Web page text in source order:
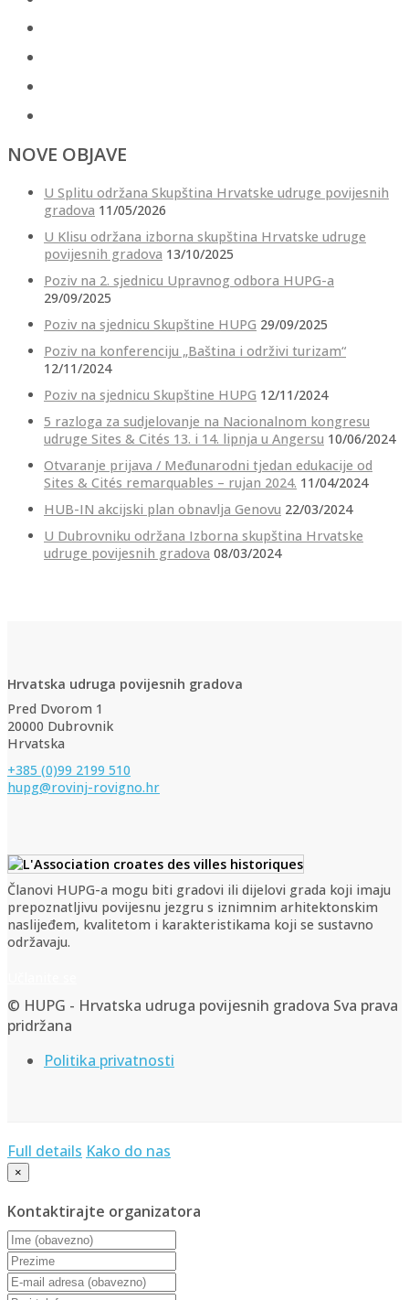
NOVE OBJAVE
U Splitu održana Skupština Hrvatske udruge povijesnih
gradova 11/05/2026
U Klisu održana izborna skupština Hrvatske udruge
povijesnih gradova 13/10/2025
Poziv na 2. sjednicu Upravnog odbora HUPG-a
29/09/2025
Poziv na sjednicu Skupštine HUPG 29/09/2025
Poziv na konferenciju „Baština i održivi turizam“
12/11/2024
Poziv na sjednicu Skupštine HUPG 12/11/2024
5 razloga za sudjelovanje na Nacionalnom kongresu
udruge Sites & Cités 13. i 14. lipnja u Angersu 10/06/2024
Otvaranje prijava / Međunarodni tjedan edukacije od
Sites & Cités remarquables – rujan 2024. 11/04/2024
HUB-IN akcijski plan obnavlja Genovu 22/03/2024
U Dubrovniku održana Izborna skupština Hrvatske
udruge povijesnih gradova 08/03/2024
Hrvatska udruga povijesnih gradova
Pred Dvorom 1
20000 Dubrovnik
Hrvatska
+385 (0)99 2199 510
hupg@rovinj-rovigno.hr
Članovi HUPG-a mogu biti gradovi ili dijelovi grada koji imaju
prepoznatljivu povijesnu jezgru s iznimnim arhitektonskim
naslijeđem, kvalitetom i karakteristikama koji se sustavno
održavaju.
© HUPG - Hrvatska udruga povijesnih gradova Sva prava
pridržana
Politika privatnosti
Full details Kako do nas
×
Kontaktirajte organizatora